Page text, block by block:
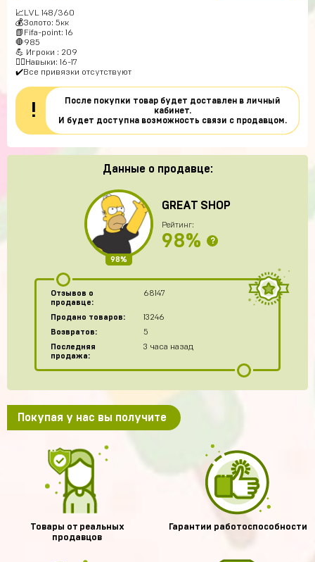
📈LVL 148/360
💰Золото: 5кк
📗Fifa-point: 16
🛑985
💪 Игроки : 209
🏃‍♂Навыки: 16-17
✔️Все привязки отсутствуют
!
После покупки товар будет доставлен в личный
кабинет.
И будет доступна возможность связи с продавцом.
Данные о продавце:
98%
GREAT SHOP
Рейтинг:
98% ?
Отзывов о
продавце:
68147
Продано товаров:
13246
Возвратов:
5
Последняя
продажа:
3 часа назад
Покупая у нас вы получите
Товары от реальных
продавцов
Гарантии работоспособности